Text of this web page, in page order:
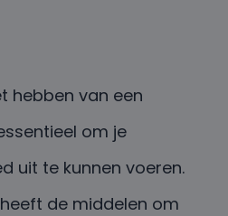
hebben van een
om je
uit te kunnen voeren.
de middelen om